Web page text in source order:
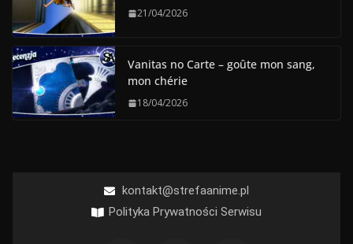
21/04/2026
Vanitas no Carte – goûte mon sang,
mon chérie
18/04/2026
kontakt@strefaanime.pl
Polityka Prywatności Serwisu